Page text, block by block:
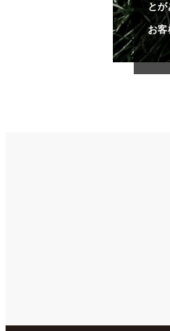
とが
お客